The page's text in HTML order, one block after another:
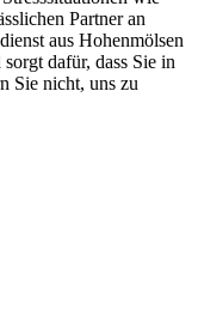
Partner an
aus Hohenmölsen
dafür, dass Sie in
Sie nicht, uns zu